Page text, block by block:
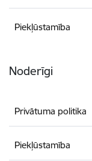
Piekļūstamība
Noderīgi
Privātuma politika
Piekļūstamība